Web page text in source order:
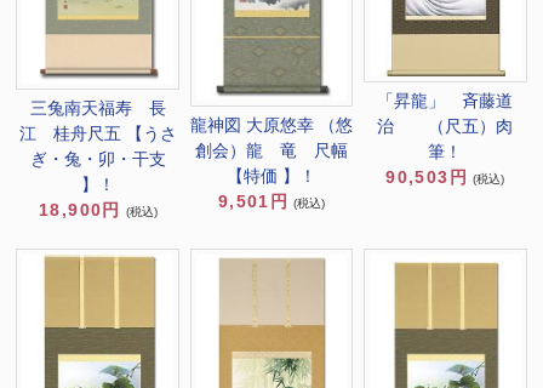
三兔南天福寿 長
江 桂舟尺五 【うさ
ぎ・兔・卯・干支
】！
18,900円
(税込)
龍神図 大原悠幸 （悠
創会）龍 竜 尺幅
【特価 】！
9,501円
(税込)
「昇龍」 斉藤道
治 （尺五）肉
筆！
90,503円
(税込)